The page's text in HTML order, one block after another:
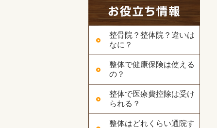
整骨院？整体院？違いは
なに？
整体で健康保険は使える
の？
整体で医療費控除は受け
られる？
整体はどれくらい通院す